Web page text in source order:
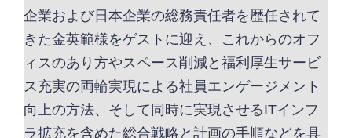
企業および日本企業の総務責任者を歴任されて
きた金英範様をゲストに迎え、これからのオフ
ィスのあり方やスペース削減と福利厚生サービ
ス充実の両輪実現による社員エンゲージメント
向上の方法、そして同時に実現させるITインフ
ラ拡充を含めた総合戦略と計画の手順などを具